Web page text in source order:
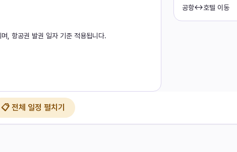
, 항공권 발권 일자 기준 적용됩니다.
공항↔호텔 이동
📋 전체 일정 펼치기